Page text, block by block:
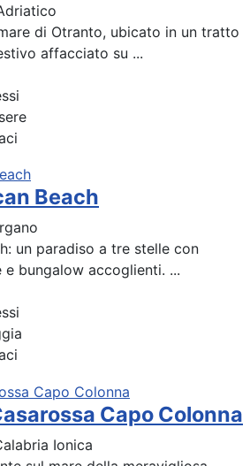
di Otranto, ubicato in un tratto
affacciato su ...
Beach
un paradiso a tre stelle con
e bungalow accoglienti. ...
Capo Colonna
Ionica